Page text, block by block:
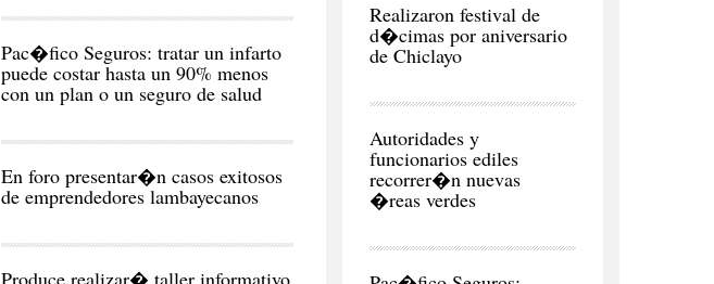
Pac�fico Seguros: tratar un infarto
puede costar hasta un 90% menos
con un plan o un seguro de salud
En foro presentar�n casos exitosos
de emprendedores lambayecanos
Produce realizar� taller informativo
Realizaron festival de
d�cimas por aniversario
de Chiclayo
Autoridades y
funcionarios ediles
recorrer�n nuevas
�reas verdes